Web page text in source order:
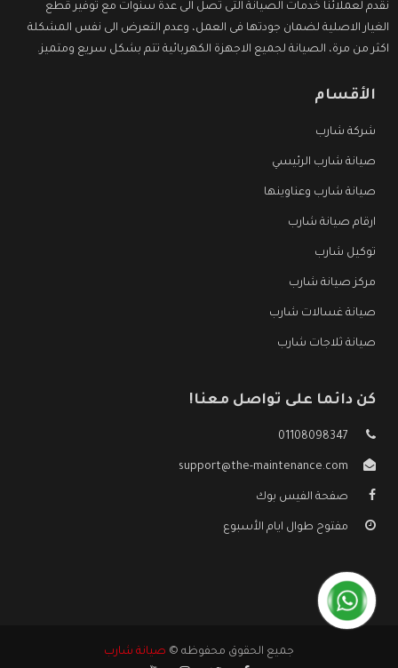
نقدم لعملائنا خدمات الصيانة التى تصل الى عدة سنوات مع توفير قطع
الغيار الاصلية لضمان جودتها فى العمل، وعدم التعرض الى نفس المشكلة
اكثر من مرة، الصيانة لجميع الاجهزة الكهربائية تتم بشكل سريع ومتميز.
الأقسام
شركة شارب
صيانة شارب الرئيسي
صيانة شارب وعناوينها
ارقام صيانة شارب
توكيل شارب
مركز صيانة شارب
صيانة غسالات شارب
صيانة ثلاجات شارب
كن دائما على تواصل معنا!
01108098347
support@the-maintenance.com
صفحة الفيس بوك
مفتوح طوال ايام الأسبوع
جميع الحقوق محفوظه © صيانة شارب